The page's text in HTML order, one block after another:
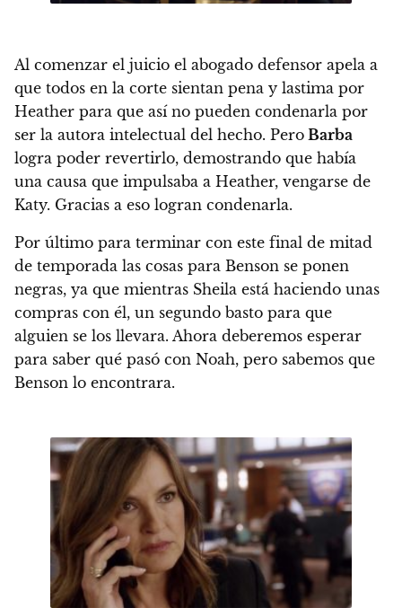
Al comenzar el juicio el abogado defensor apela a
que todos en la corte sientan pena y lastima por
Heather para que así no pueden condenarla por
ser la autora intelectual del hecho. Pero Barba
logra poder revertirlo, demostrando que había
una causa que impulsaba a Heather, vengarse de
Katy. Gracias a eso logran condenarla.
Por último para terminar con este final de mitad
de temporada las cosas para Benson se ponen
negras, ya que mientras Sheila está haciendo unas
compras con él, un segundo basto para que
alguien se los llevara. Ahora deberemos esperar
para saber qué pasó con Noah, pero sabemos que
Benson lo encontrara.